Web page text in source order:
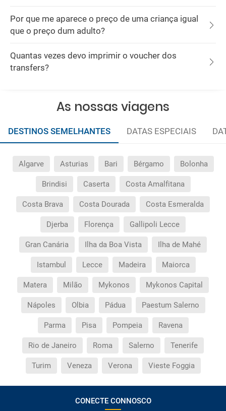
Por que me aparece o preço de uma criança igual
que o preço dum adulto?
Quantas vezes devo imprimir o voucher dos
transfers?
As nossas viagens
DESTINOS SEMELHANTES DATAS ESPECIAIS
Algarve Asturias Bari Bérgamo Bolonha
Brindisi Caserta Costa Amalfitana
Costa Brava Costa Dourada Costa Esmeralda
Djerba Florença Gallipoli Lecce
Gran Canária Ilha da Boa Vista Ilha de Mahé
Istambul Lecce Madeira Maiorca
Matera Milão Mykonos Mykonos Capital
Nápoles Olbia Pádua Paestum Salerno
Parma Pisa Pompeia Ravena
Rio de Janeiro Roma Salerno Tenerife
Turim Veneza Verona Vieste Foggia
CONECTE CONNOSCO